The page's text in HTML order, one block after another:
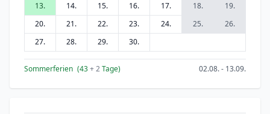
13.
14. 15. 16. 17. 18.
19.
20.
21. 22. 23. 24. 25.
26.
27.
28. 29. 30.
Sommerferien (43+ 2Tage) 02.08. - 13.09.